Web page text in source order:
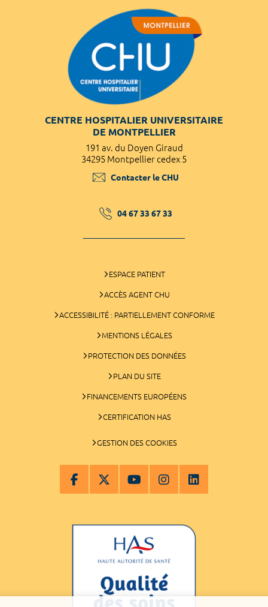
CENTRE HOSPITALIER UNIVERSITAIRE
DE MONTPELLIER
191 av. du Doyen Giraud
34295 Montpellier cedex 5
Contacter le CHU
04 67 33 67 33
ESPACE PATIENT
ACCÈS AGENT CHU
ACCESSIBILITÉ : PARTIELLEMENT CONFORME
MENTIONS LÉGALES
PROTECTION DES DONNÉES
PLAN DU SITE
FINANCEMENTS EUROPÉENS
CERTIFICATION HAS
GESTION DES COOKIES